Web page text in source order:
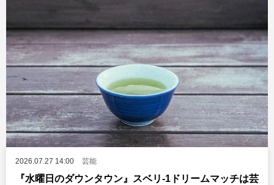
2026.07.27 14:00 芸能
『水曜日のダウンタウン』スベリ-1ドリームマッチは芸